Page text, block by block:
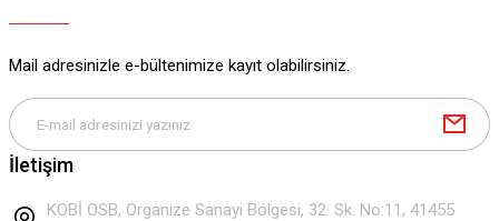
Gönder
Mail adresinizle e-bültenimize kayıt olabilirsiniz.
İletişim
KOBİ OSB, Organize Sanayi Bölgesi, 32. Sk. No:11, 41455